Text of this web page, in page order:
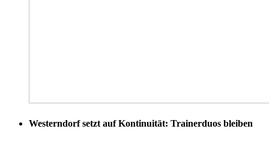
Westerndorf setzt auf Kontinuität: Trainerduos bleiben